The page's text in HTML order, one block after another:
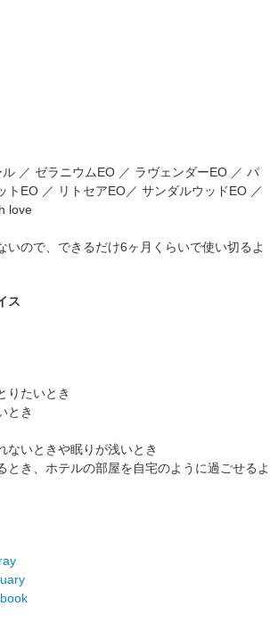
／ ゼラニウムEO ／ ラヴェンダーEO ／ パ
トEO ／ リトセアEO／ サンダルウッドEO ／
love
ので、できるだけ6ヶ月くらいで使い切るよ
ス
りたいとき
とき
ないときや眠りが浅いとき
とき、ホテルの部屋を自宅のように過ごせるよ